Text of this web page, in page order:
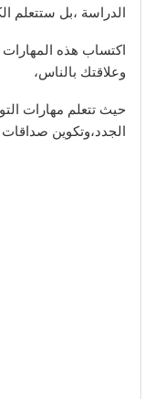
الدراسة ،بل ستتعلم
اكتساب هذه
وعلاقتك بالناس،
حيث تتعلم مهارات
الجدد،وتكوين